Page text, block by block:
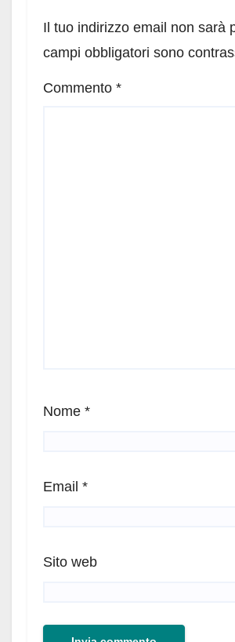
Il tuo indirizzo email non sarà
campi obbligatori sono
Commento *
Nome *
Email *
Sito web